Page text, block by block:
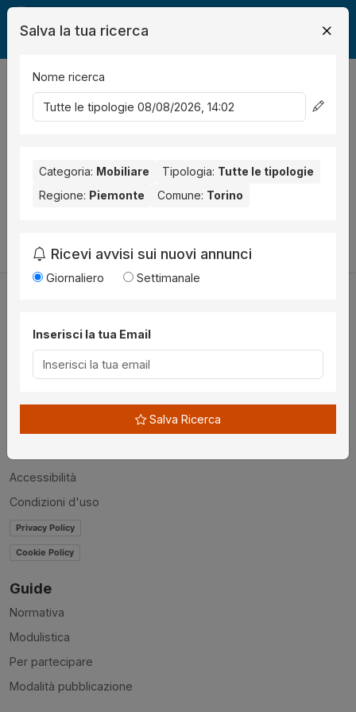
Legalmente Mobili
risultati Ordina per
risultato per la Provincia selezionata:Torino.
Prova a modificare i parametri di ricerca:
Utilità
Chi siamo
Disclaimer
Accessibilità
Condizioni d'uso
Privacy Policy
Cookie Policy
Guide
Normativa
Modulistica
Per partecipare
Modalità pubblicazione
Salva la tua ricerca
Nome ricerca
Categoria: Mobiliare Tipologia: Tutte le tipologie
Regione: Piemonte Comune: Torino
Ricevi avvisi sui nuovi annunci
Giornaliero Settimanale
Inserisci la tua Email
Salva Ricerca